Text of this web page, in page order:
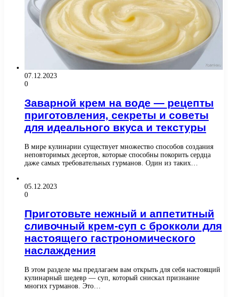
07.12.2023
0
Заварной крем на воде — рецепты
приготовления, секреты и советы
для идеального вкуса и текстуры
В мире кулинарии существует множество способов создания
неповторимых десертов, которые способны покорить сердца
даже самых требовательных гурманов. Один из таких…
05.12.2023
0
Приготовьте нежный и аппетитный
сливочный крем-суп с брокколи для
настоящего гастрономического
наслаждения
В этом разделе мы предлагаем вам открыть для себя настоящий
кулинарный шедевр — суп, который снискал признание
многих гурманов. Это…